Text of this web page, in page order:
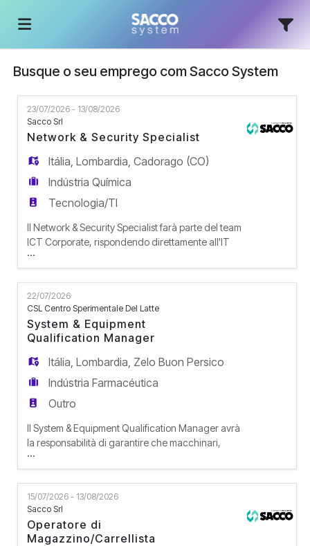
Página
inicial
Ofertas
de
Regista-
EN
FR
IT
ES
Busque o seu emprego com Sacco System
23/07/2026 - 13/08/2026
Sacco Srl
Network & Security Specialist
Itália,Lombardia,Cadorago (CO)
Indústria Química
Tecnologia/TI
Il Network & Security Specialist farà parte del team
ICT Corporate, rispondendo direttamente all'IT
Manager. Il suo compito sarà gestire e far
evolvere l'infrastruttura tecnologica aziendale,
garantendo sia la conformità alle normative di
sicurezza (NIS2, GDPR) sia la continuità operativa
nei diversi siti. Responsabilità Seguirà i progetti di
esp
...
22/07/2026
CSL Centro Sperimentale Del Latte
System & Equipment
Qualification Manager
Itália,Lombardia, Zelo Buon Persico
Indústria Farmacéutica
Outro
Il System & Equipment Qualification Manager avrà
la responsabilità di garantire che macchinari,
sistemi e impianti industriali rispettino i requisiti di
sicurezza, qualità e conformità normativa (es.
GMP, FDA) e di user requirement. Supporterà il
team di Validation nel coordinamento di tutte le
fasi di convalida di impianti, attrezzature, utilities
...
15/07/2026 - 13/08/2026
Sacco Srl
Operatore di
Magazzino/Carrellista